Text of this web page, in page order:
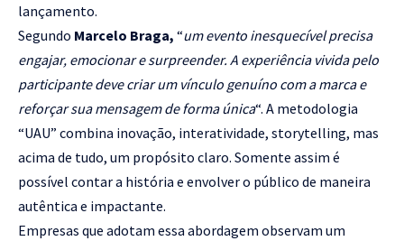
lançamento.
Segundo Marcelo Braga, “um evento inesquecível precisa
engajar, emocionar e surpreender. A experiência vivida pelo
participante deve criar um vínculo genuíno com a marca e
reforçar sua mensagem de forma única“. A metodologia
“UAU” combina inovação, interatividade, storytelling, mas
acima de tudo, um propósito claro. Somente assim é
possível contar a história e envolver o público de maneira
autêntica e impactante.
Empresas que adotam essa abordagem observam um